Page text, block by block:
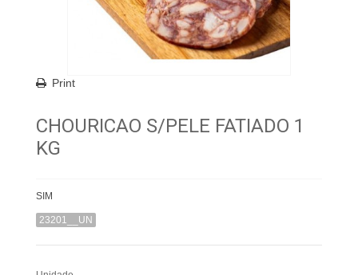
Print
CHOURICAO S/PELE FATIADO 1
KG
SIM
23201__UN